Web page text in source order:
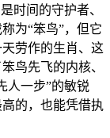
时间的守护者、
为“笨鸟”，但它
劳作的生肖、这
鸟先飞的内核、
人一步”的敏锐
的，也能凭借执